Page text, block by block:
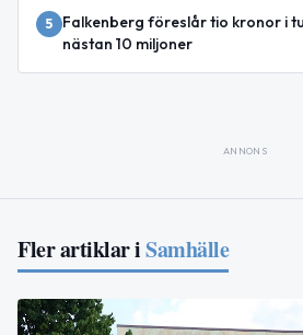
5
Falkenberg föreslår tio kronor i
nästan 10 miljoner
ANNONS
Fler artiklar iSamhälle